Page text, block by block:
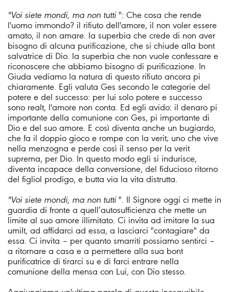
"Voi siete mondi, ma non tutti": Che cosa che rende
l'uomo immondo? il rifiuto dell'amore, il non voler essere
amato, il non amare. la superbia che crede di non aver
bisogno di alcuna purificazione, che si chiude alla bont
salvatrice di Dio. la superbia che non vuole confessare e
riconoscere che abbiamo bisogno di purificazione. In
Giuda vediamo la natura di questo rifiuto ancora pi
chiaramente. Egli valuta Ges secondo le categorie del
potere e del successo: per lui solo potere e successo
sono realt, l'amore non conta. Ed egli avido: il denaro pi
importante della comunione con Ges, pi importante di
Dio e del suo amore. E così diventa anche un bugiardo,
che fa il doppio gioco e rompe con la verit; uno che vive
nella menzogna e perde così il senso per la verit
suprema, per Dio. In questo modo egli si indurisce,
diventa incapace della conversione, del fiducioso ritorno
del figliol prodigo, e butta via la vita distrutta.
"Voi siete mondi, ma non tutti". Il Signore oggi ci mette in
guardia di fronte a quell’autosufficienza che mette un
limite al suo amore illimitato. Ci invita ad imitare la sua
umilt, ad affidarci ad essa, a lasciarci "contagiare" da
essa. Ci invita – per quanto smarriti possiamo sentirci –
a ritornare a casa e a permettere alla sua bont
purificatrice di tirarci su e di farci entrare nella
comunione della mensa con Lui, con Dio stesso.